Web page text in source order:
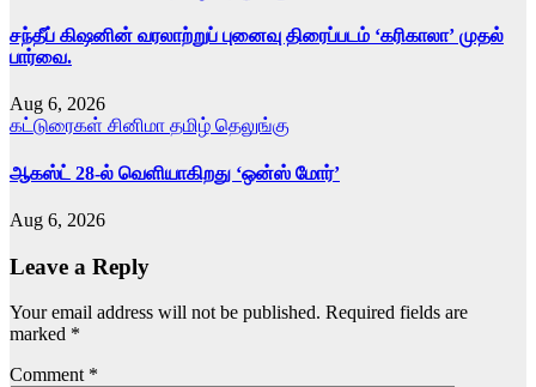
சந்தீப் கிஷனின் வரலாற்றுப் புனைவு திரைப்படம் ‘கரிகாலா’ முதல்
பார்வை.
Aug 6, 2026
கட்டுரைகள் சினிமா தமிழ் தெலுங்கு
ஆகஸ்ட் 28-ல் வெளியாகிறது ‘ஒன்ஸ் மோர்’
Aug 6, 2026
Leave a Reply
Your email address will not be published. Required fields are
marked *
Comment *